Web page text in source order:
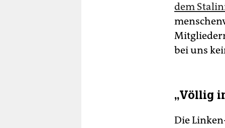
dem
bei uns
„Völlig
Die